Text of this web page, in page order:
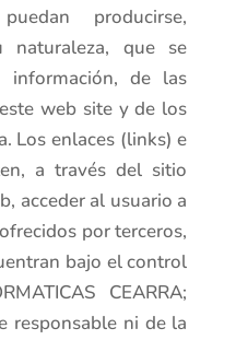
producirse,
naturaleza, que se
de las
web site y de los
Los enlaces (links) e
a través del sitio
acceder al usuario a
por terceros,
bajo el control
CEARRA;
responsable ni de la